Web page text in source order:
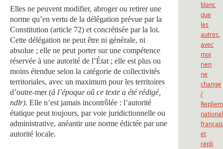
Elles ne peuvent modifier, abroger ou retirer une
norme qu’en vertu de la délégation prévue par la
Constitution (article 72) et concrétisée par la loi.
Cette délégation ne peut être ni générale, ni
absolue ; elle ne peut porter sur une compétence
réservée à une autorité de l’État ; elle est plus ou
moins étendue selon la catégorie de collectivités
territoriales, avec un maximum pour les territoires
d’outre-mer(á l’époque oû ce texte a été rédigé,
ndlr). Elle n’est jamais incontrôlée : l’autorité
étatique peut toujours, par voie juridictionnelle ou
administrative, anéantir une norme édictée par une
autorité locale.
blanc
que
les
autres,
avec
moi
rien
ne
change
/
et
repli